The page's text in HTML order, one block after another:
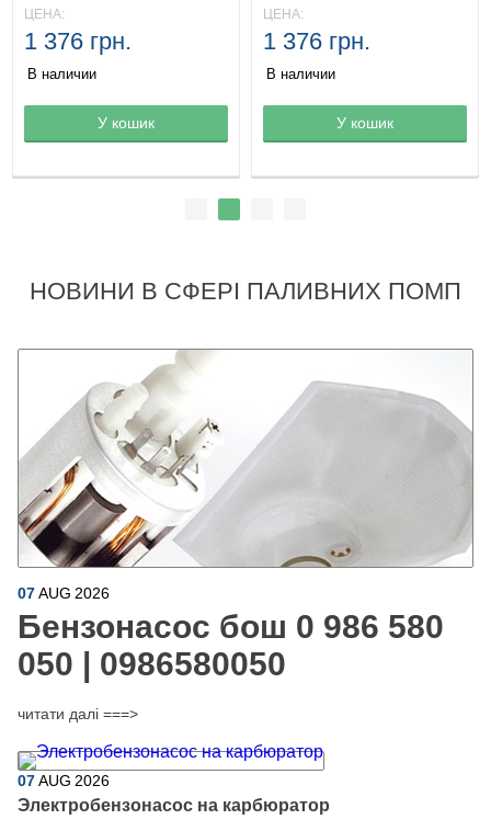
Товар в корзине
ЦЕНА:
1 376 грн.
В наличии
У кошик Товар в корзине
ЦЕНА:
1 376 грн.
В наличии
У кошик
НОВИНИ В СФЕРІ ПАЛИВНИХ ПОМП
07AUG 2026
Бензонасос бош 0 986 580
050 | 0986580050
читати далі ===>
07AUG 2026
Электробензонасос на карбюратор